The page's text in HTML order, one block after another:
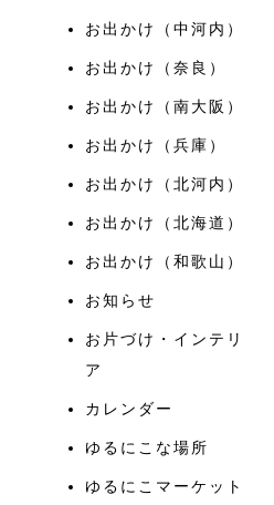
お出かけ（中河内）
お出かけ（奈良）
お出かけ（南大阪）
お出かけ（兵庫）
お出かけ（北河内）
お出かけ（北海道）
お出かけ（和歌山）
お知らせ
お片づけ・インテリ
ア
カレンダー
ゆるにこな場所
ゆるにこマーケット